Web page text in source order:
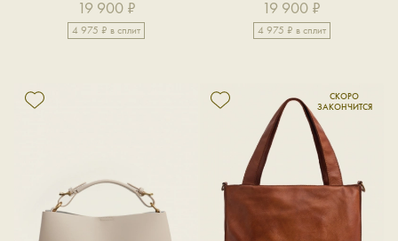
19 900 ₽
4 975 ₽ в сплит
19 900 ₽
4 975 ₽ в сплит